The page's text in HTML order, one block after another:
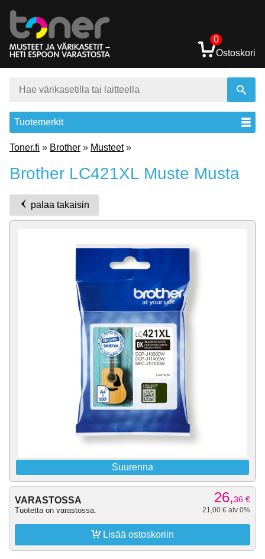
0
Ostoskori
Tuotemerkit
Toner.fi » Brother » Musteet»
Brother LC421XL Muste Musta
palaa takaisin
Suurenna
VARASTOSSA
Tuotetta on varastossa.
26,36 €
21,00 € alv 0%
 Lisää ostoskoriin